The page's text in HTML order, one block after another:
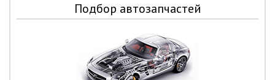
Подбор автозапчастей